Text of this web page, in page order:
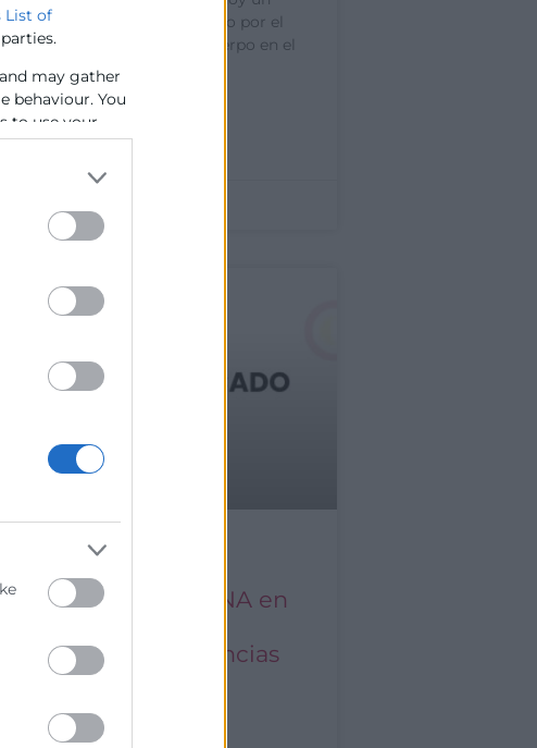
List of
may gather
behaviour. You
to use your
empresarial convocado por el
de economía Carlos Cuerpo en el
ha reunido a una treintena
sobre daños
por la DANA en
y consecuencias
la actividad